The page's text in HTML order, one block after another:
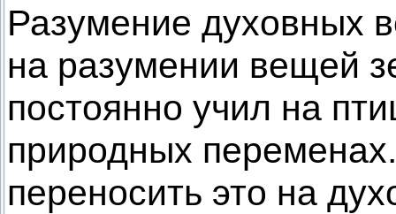
Разумение духовных
на разумении вещей
постоянно учил на
природных
переносить это на